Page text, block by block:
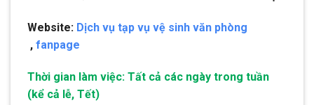
Website: Dịch vụ tạp vụ vệ sinh văn phòng
, fanpage
Thời gian làm việc: Tất cả các ngày trong tuần
(kể cả lễ, Tết)